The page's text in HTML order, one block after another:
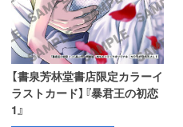
【書泉芳林堂書店限定カラーイ
ラストカード】『暴君王の初恋
1』